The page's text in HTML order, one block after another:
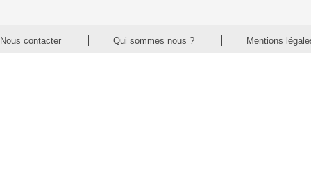
Nous contacter Qui sommes nous ? Mentions